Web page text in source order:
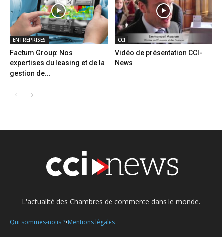
ENTREPRISES
Factum Group: Nos
expertises du leasing et de la
gestion de...
CCI
Vidéo de présentation CCI-
News
L'actualité des Chambres de commerce dans le monde.
Qui sommes-nous ?•Mentions légales